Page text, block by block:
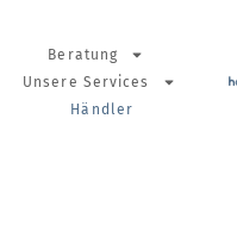
Beratung
Unsere Services
Händler